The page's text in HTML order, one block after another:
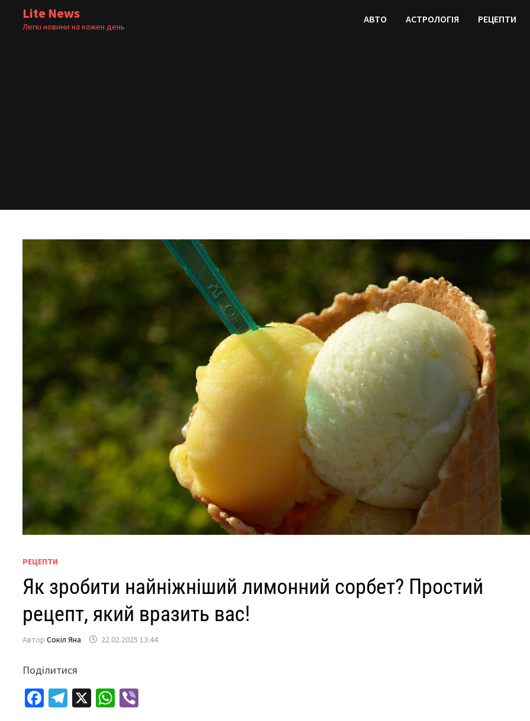
Lite News
Легкі новини на кожен день
АВТО АСТРОЛОГІЯ РЕЦЕПТИ
РЕЦЕПТИ
Як зробити найніжніший лимонний сорбет? Простий
рецепт, який вразить вас!
АвторСокіл Яна 22.02.2025 13:44
Поділитися
Fa Te X
W